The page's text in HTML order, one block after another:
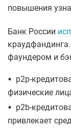
повышения
Банк России
фаундером и
• p2p-
физические
• p2b-
привлекает